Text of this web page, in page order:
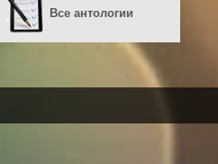
Все антологии